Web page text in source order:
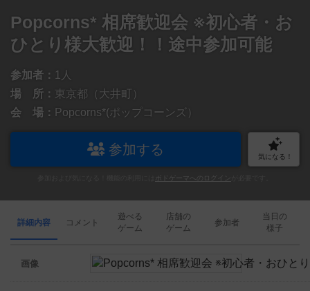
Popcorns* 相席歓迎会 ※初心者・お
ひとり様大歓迎！！途中参加可能
参加者： 1人
場 所： 東京都（大井町）
会 場： Popcorns*(ポップコーンズ）
参加する 気になる！
ボドゲーマへのログイン
詳細内容 コメント
遊べる
ゲーム
店舗の
ゲーム
参加者
当日の
様子
画像